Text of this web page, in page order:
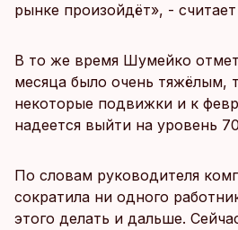
рынке произойдёт», -
В то же время Шумейко
месяца было очень тяжёлым,
некоторые подвижки и к
надеется выйти на уровень
По словам руководителя
сократила ни одного
этого делать и дальше.